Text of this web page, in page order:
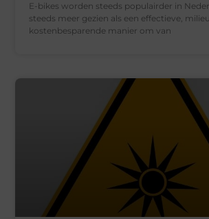
E-bikes worden steeds populairder in
steeds meer gezien als een effectieve,
kostenbesparende manier om van